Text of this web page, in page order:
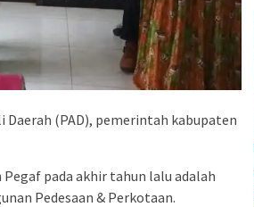
(PAD), pemerintah kabupaten
Pegaf pada akhir tahun lalu adalah
Pedesaan & Perkotaan.